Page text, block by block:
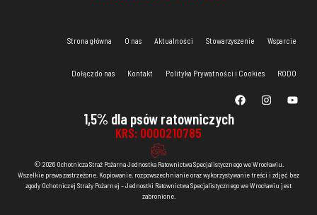
Strona główna O nas Aktualności Stowarzyszenie Wsparcie
Dołącz do nas Kontakt Polityka Prywatności i Cookies RODO
1,5% dla psów ratowniczych
KRS: 0000210785
© 2026 Ochotnicza Straż Pożarna Jednostka Ratownictwa Specjalistycznego we Wrocławiu.
Wszelkie prawa zastrzeżone. Kopiowanie, rozpowszechnianie oraz wykorzystywanie treści i zdjęć bez
zgody Ochotniczej Straży Pożarnej – Jednostki Ratownictwa Specjalistycznego we Wrocławiu jest
zabronione.